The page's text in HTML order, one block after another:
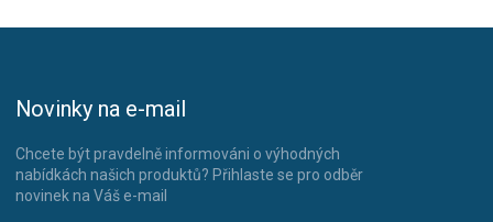
Novinky na e-mail
Chcete být pravdelně informováni o výhodných
nabídkách našich produktů? Přihlaste se pro odběr
novinek na Váš e-mail